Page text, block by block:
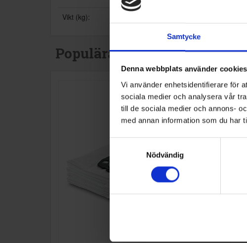
Samtycke
Denna webbplats använder cookies
Vi använder enhetsidentifierare för
sociala medier och analysera vår
till de sociala medier och annons-
med annan information som du har
Nödvändig
Vikt (kg):
Populära produkter i denna